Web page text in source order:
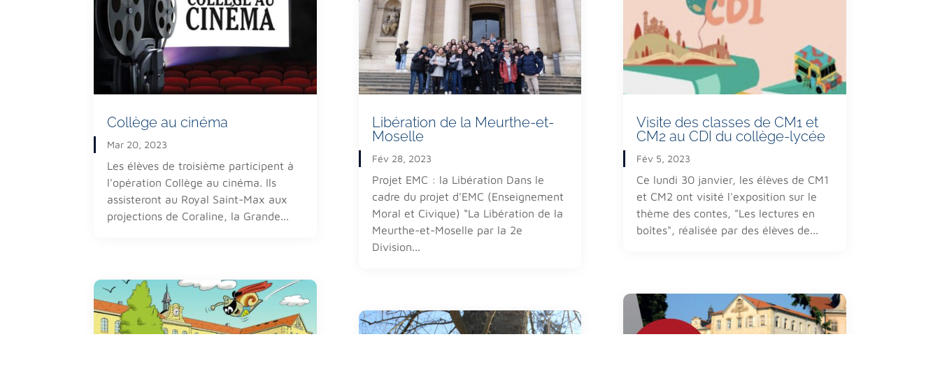
Collège au cinéma
Mar 20, 2023
Les élèves de troisième participent à
l'opération Collège au cinéma. Ils
assisteront au Royal Saint-Max aux
projections de Coraline, la Grande...
Libération de la Meurthe-et-
Moselle
Fév 28, 2023
Projet EMC : la Libération Dans le
cadre du projet d'EMC (Enseignement
Moral et Civique) “La Libération de la
Meurthe-et-Moselle par la 2e
Division...
Visite des classes de CM1 et
CM2 au CDI du collège-lycée
Fév 5, 2023
Ce lundi 30 janvier, les élèves de CM1
et CM2 ont visité l'exposition sur le
thème des contes, "Les lectures en
boîtes", réalisée par des élèves de...
À propos de l’Ensemble Scolaire
Localisé aux portes de Nancy Meurthe-et-Moselle
, l’Ensemble Scolaire La
Malgrange Notre-Dame de Bonsecours est un établissement privé catholique
primaire, ainsi qu’uncollègeet un d’enseignement général.
Pages
Accueil
Qui sommes-nous ?
Nous contacter
Collège-Lycée
76 Avenue de la Malgrange,
03 83 51 47 54
contact@lamalgrange.net
Ecole
2 bis rue Opalinska
54500 Vandoeuvre lès Nancy
03 83 35 25 69
direction.ndb@lamalgrange.net
© 2021 La Malgrange Notre Dame de Bonsecours -Mentions légales